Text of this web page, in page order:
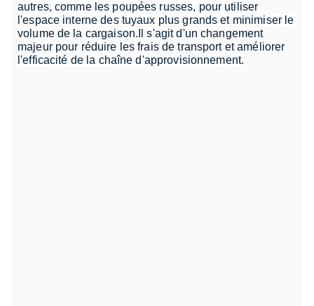
autres, comme les poupées russes, pour utiliser
l'espace interne des tuyaux plus grands et minimiser le
volume de la cargaison.Il s'agit d'un changement
majeur pour réduire les frais de transport et améliorer
l'efficacité de la chaîne d'approvisionnement.